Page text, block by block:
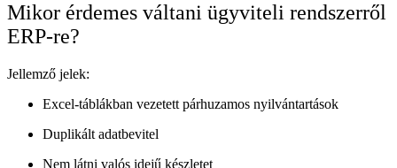
Mikor érdemes váltani ügyviteli rendszerről
ERP-re?
Jellemző jelek:
Excel-táblákban vezetett párhuzamos nyilvántartások
Duplikált adatbevitel
Nem látni valós idejű készletet